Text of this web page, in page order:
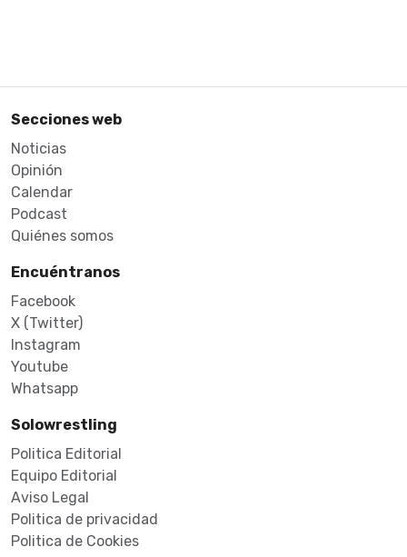
Secciones web
Noticias
Opinión
Calendar
Podcast
Quiénes somos
Encuéntranos
Facebook
X (Twitter)
Instagram
Youtube
Whatsapp
Solowrestling
Politica Editorial
Equipo Editorial
Aviso Legal
Politica de privacidad
Politica de Cookies